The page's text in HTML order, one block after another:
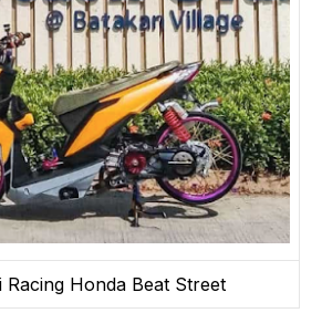
Racing Honda Beat Street